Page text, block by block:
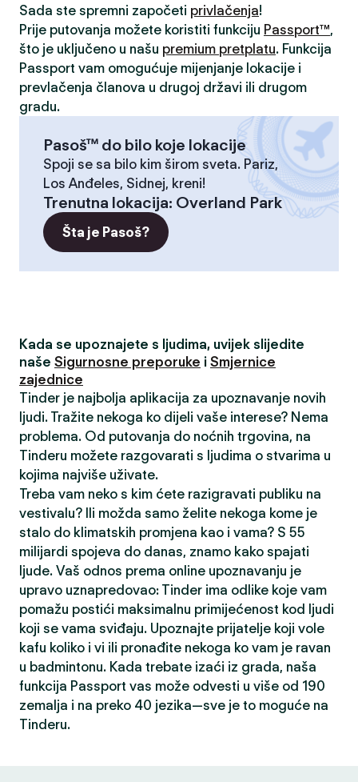
Sada ste spremni započeti privlačenja!
Prije putovanja možete koristiti funkciju Passport™,
što je uključeno u našu premium pretplatu. Funkcija
Passport vam omogućuje mijenjanje lokacije i
prevlačenja članova u drugoj državi ili drugom
gradu.
Pasoš™ do bilo koje lokacije
Spoji se sa bilo kim širom sveta. Pariz,
Los Anđeles, Sidnej, kreni!
Trenutna lokacija: Overland Park
Šta je Pasoš?
Kada se upoznajete s ljudima, uvijek slijedite
naše Sigurnosne preporuke i Smjernice
zajednice
Tinder je najbolja aplikacija za upoznavanje novih
ljudi. Tražite nekoga ko dijeli vaše interese? Nema
problema. Od putovanja do noćnih trgovina, na
Tinderu možete razgovarati s ljudima o stvarima u
kojima najviše uživate.
Treba vam neko s kim ćete razigravati publiku na
vestivalu? Ili možda samo želite nekoga kome je
stalo do klimatskih promjena kao i vama? S 55
milijardi spojeva do danas, znamo kako spajati
ljude. Vaš odnos prema online upoznavanju je
upravo uznapredovao: Tinder ima odlike koje vam
pomažu postići maksimalnu primijećenost kod ljudi
koji se vama sviđaju. Upoznajte prijatelje koji vole
kafu koliko i vi ili pronađite nekoga ko vam je ravan
u badmintonu. Kada trebate izaći iz grada, naša
funkcija Passport vas može odvesti u više od 190
zemalja i na preko 40 jezika—sve je to moguće na
Tinderu.